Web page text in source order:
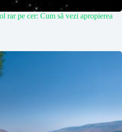
rar pe cer: Cum să vezi apropierea